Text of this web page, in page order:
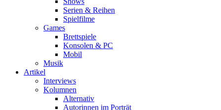
Serien & Reihen
Spielfilme
Games
Brettspiele
Konsolen & PC
Mobil
Musik
Artikel
Interviews
Kolumnen
Alternativ
Autorinnen im Porträt